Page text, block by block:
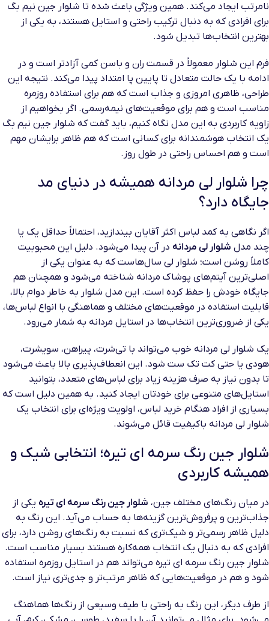
نامرتب ایجاد می‌کند. همین ویژگی باعث شده تا شلوار جین نیم بگ
برای افرادی که به دنبال ترکیب راحتی و استایل هستند، به یکی از
بهترین انتخاب‌ها تبدیل شود.
فرم این شلوار معمولاً در قسمت ران و باسن کمی آزادتر است و در
ادامه با یک حالت متعادل تا پایین پا امتداد پیدا می‌کند. نتیجه این
طراحی، ظاهری امروزی و جذاب است که هم برای استفاده روزمره
مناسب است و هم برای موقعیت‌های نیمه‌رسمی. اگر بخواهیم از
زاویه کاربردی به این مدل نگاه کنیم، باید گفت که شلوار جین نیم بگ
یک انتخاب هوشمندانه برای کسانی است که هم ظاهر برایشان مهم
است و هم احساس راحتی در طول روز.
چرا شلوار لی مردانه همیشه در دنیای مد
جایگاه دارد؟
اگر نگاهی به کمد لباس اکثر آقایان بیندازید، احتمالاً حداقل یک یا
چند مدل شلوار لی مردانه در آن پیدا می‌شود. دلیل این محبوبیت
کاملاً روشن است؛ شلوار لی سال‌هاست که به عنوان یکی از
اصلی‌ترین آیتم‌های پوشاک مردانه شناخته می‌شود و همچنان هم
جایگاه خودش را حفظ کرده است. این مدل شلوار به خاطر دوام بالا،
قابلیت استفاده در موقعیت‌های مختلف و هماهنگی با انواع لباس‌ها،
یکی از ضروری‌ترین انتخاب‌ها در استایل مردانه به شمار می‌رود.
یک شلوار لی مردانه خوب می‌تواند با تی‌شرت، پیراهن، سویشرت،
هودی یا حتی کت تک ست شود. این انعطاف‌پذیری بالا باعث می‌شود
تا بدون نیاز به صرف هزینه زیاد برای لباس‌های متعدد، بتوانید
استایل‌های متنوعی برای خودتان ایجاد کنید. به همین دلیل است که
بسیاری از افراد هنگام خرید لباس، اولویت ویژه‌ای برای انتخاب یک
شلوار لی مردانه باکیفیت قائل می‌شوند.
شلوار جین رنگ سرمه ای تیره؛ انتخابی شیک و
همیشه کاربردی
در میان رنگ‌های مختلف جین، شلوار جین رنگ سرمه ای تیره یکی از
جذاب‌ترین و پرفروش‌ترین گزینه‌ها به حساب می‌آید. این رنگ به
دلیل ظاهر رسمی‌تر و شیک‌تری که نسبت به رنگ‌های روشن دارد، برای
افرادی که به دنبال یک انتخاب همه‌کاره هستند بسیار مناسب است.
شلوار جین رنگ سرمه ای تیره می‌تواند هم در استایل روزمره استفاده
شود و هم در موقعیت‌هایی که ظاهر مرتب‌تر و جدی‌تری نیاز است.
از طرف دیگر، این رنگ به راحتی با طیف وسیعی از رنگ‌ها هماهنگ